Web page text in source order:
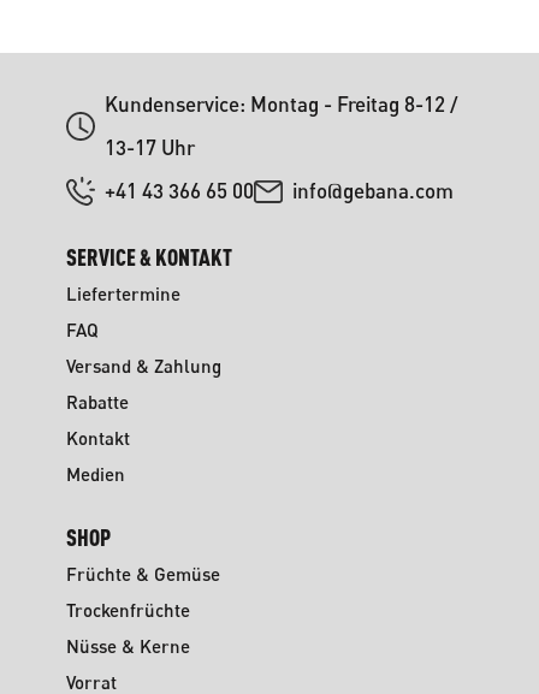
Kundenservice: Montag - Freitag 8-12 /
13-17 Uhr
+41 43 366 65 00
info@gebana.com
SERVICE & KONTAKT
Liefertermine
FAQ
Versand & Zahlung
Rabatte
Kontakt
Medien
SHOP
Früchte & Gemüse
Trockenfrüchte
Nüsse & Kerne
Vorrat